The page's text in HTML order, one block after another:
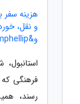
و نقل،
و&amphellip
فرهنگی
رسند،